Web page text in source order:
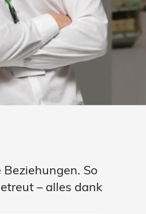
So
– alles dank